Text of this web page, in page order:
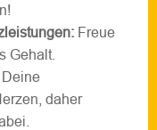
Freue
Gehalt.
Deine
daher